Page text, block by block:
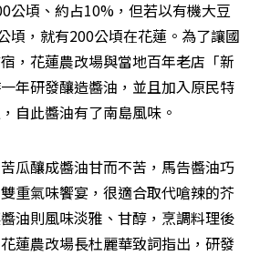
公頃、約占10%，但若以有機大豆
頃，就有200公頃在花蓮。為了讓國
，花蓮農改場與當地百年老店「新
年研發釀造醬油，並且加入原民特
自此醬油有了南島風味。
瓜釀成醬油甘而不苦，馬告醬油巧
重氣味饗宴，很適合取代嗆辣的芥
油則風味淡雅、甘醇，烹調料理後
蓮農改場長杜麗華致詞指出，研發